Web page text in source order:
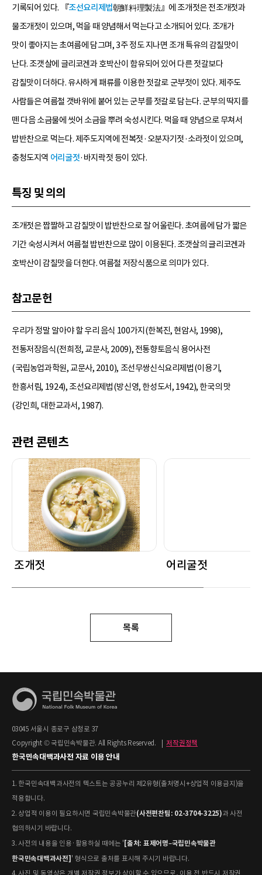
기록되어 있다. 『조선요리제법朝鮮料理製法』에 조개젓은 전조개젓과
물조개젓이 있으며, 먹을 때 양념해서 먹는다고 소개되어 있다. 조개가
맛이 좋아지는 초여름에 담그며, 3주 정도 지나면 조개 특유의 감칠맛이
난다. 조갯살에 글리코겐과 호박산이 함유되어 있어 다른 젓갈보다
감칠맛이 더하다. 유사하게 패류를 이용한 젓갈로 군부젓이 있다. 제주도
사람들은 여름철 갯바위에 붙어 있는 군부를 젓갈로 담는다. 군부의 딱지를
뗀 다음 소금물에 씻어 소금을 뿌려 숙성시킨다. 먹을 때 양념으로 무쳐서
밥반찬으로 먹는다. 제주도지역에 전복젓·오분자기젓·소라젓이 있으며,
충청도지역 어리굴젓·바지락젓 등이 있다.
특징 및 의의
조개젓은 짭짤하고 감칠맛이 밥반찬으로 잘 어울린다. 초여름에 담가 짧은
기간 숙성시켜서 여름철 밥반찬으로 많이 이용된다. 조갯살의 글리코겐과
호박산이 감칠맛을 더한다. 여름철 저장식품으로 의미가 있다.
참고문헌
우리가 정말 알아야 할 우리 음식 100가지(한복진, 현암사, 1998),
전통저장음식(전희정, 교문사, 2009), 전통향토음식 용어사전
(국립농업과학원, 교문사, 2010), 조선무쌍신식요리제법(이용기,
한흥서림, 1924), 조선요리제법(방신영, 한성도서, 1942), 한국의 맛
(강인희, 대한교과서, 1987).
관련 콘텐츠
조개젓 어리굴젓
목록
03045 서울시 종로구 삼청로 37
Copyright © 국립민속박물관. All Rights Reserved.
저작권정책
한국민속대백과사전 자료 이용 안내
1. 한국민속대백과사전의 텍스트는 공공누리 제2유형(출처명시+상업적 이용금지)을
적용합니다.
2. 상업적 이용이 필요하시면 국립민속박물관(사전편찬팀: 02-3704-3225)과 사전
협의하시기 바랍니다.
3. 사전의 내용을 인용·활용하실 때에는 ' [출처: 표제어명–국립민속박물관
한국민속대백과사전] ' 형식으로 출처를 표시해 주시기 바랍니다.